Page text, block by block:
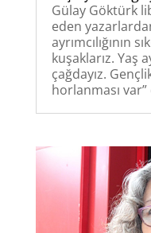
Gülay Göktürk
eden
ayrımcılığının
kuşaklarız. Yaş
çağdayız.
horlanması